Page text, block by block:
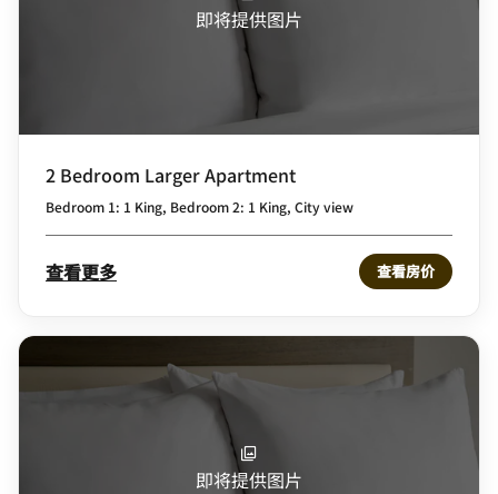
即将提供图片
2 Bedroom Larger Apartment
Bedroom 1: 1 King, Bedroom 2: 1 King, City view
查看更多 查看房价
即将提供图片